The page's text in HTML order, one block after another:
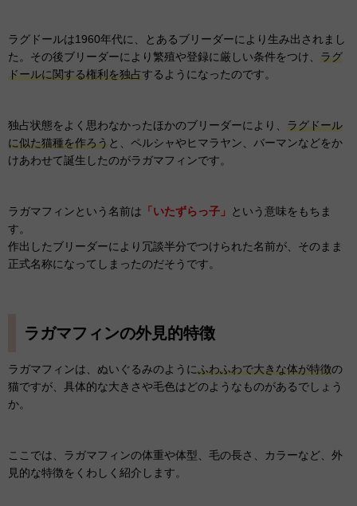
ラグドールは1960年代に、とあるブリーダーにより生み出されまし
た。その後ブリーダーにより繁殖や登録に厳しい条件をつけ、 ラグ
ドールに関する権利を独占するようになったのです。
独占状態をよく思わなかったほかのブリーダーにより、 ラグドール
に似た猫種を作ろうと、ペルシャやヒマラヤン、バーマンなどをか
けあわせて誕生したのがラガマフィンです。
ラガマフィンという名前は 「いたずらっ子」
という意味をもちま
す。
作出したブリーダーにより冗談半分でつけられた名前が、そのまま
正式名称になってしまったのだそうです。
ラガマフィンの外見的特徴
ラガマフィンは、ぬいぐるみのようにふわふわで大きな体が特徴の
猫ですが、具体的な大きさや毛色はどのようなものがあるでしょう
か。
ここでは、ラガマフィンの体重や体型、毛の長さ、カラーなど、外
見的な特徴をくわしく紹介します。